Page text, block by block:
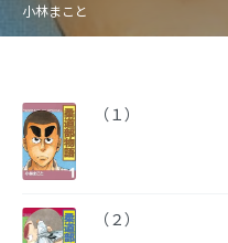
小林まこと
（１）
（２）